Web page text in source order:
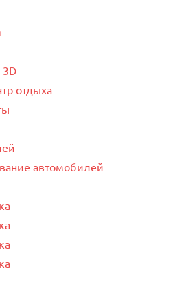
отдыха
автомобилей